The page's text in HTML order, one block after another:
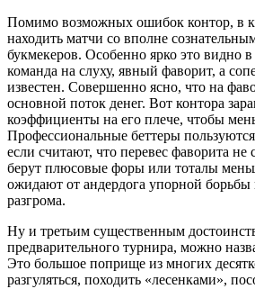
Помимо возможных ошибок контор, в
находить матчи со вполне
букмекеров. Особенно ярко это видно в
команда на слуху, явный фаворит, а
известен. Совершенно ясно, что на
основной поток денег. Вот контора
коэффициенты на его плече, чтобы
Профессиональные беттеры
если считают, что перевес фаворита
берут плюсовые форы или тоталы
ожидают от андердога упорной борьбы
разгрома.
Ну и третьим существенным
предварительного турнира, можно
Это большое поприще из многих
разгуляться, походить «лесенками»,